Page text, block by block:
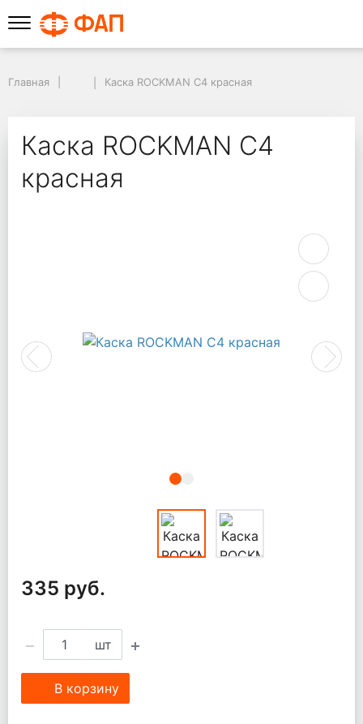
Главная Каска ROCKMAN С4 красная
Каска ROCKMAN С4
красная
Previous Next
335 руб.
шт
В корзину